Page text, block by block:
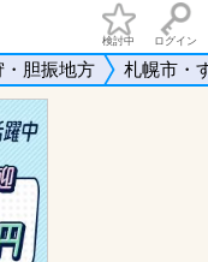
検討中 ログイン
胆振地方 札幌市・